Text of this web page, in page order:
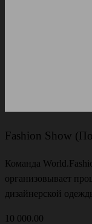
Fashion Show
Команда
организовывает
дизайнерской
10 000.00